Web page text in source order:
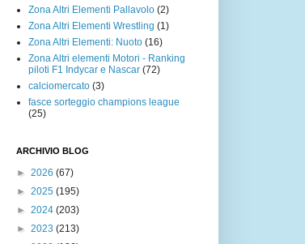
Zona Altri Elementi Pallavolo (2)
Zona Altri Elementi Wrestling (1)
Zona Altri Elementi: Nuoto (16)
Zona Altri elementi Motori - Ranking
piloti F1 Indycar e Nascar (72)
calciomercato (3)
fasce sorteggio champions league
(25)
ARCHIVIO BLOG
► 2026 (67)
► 2025 (195)
► 2024 (203)
► 2023 (213)